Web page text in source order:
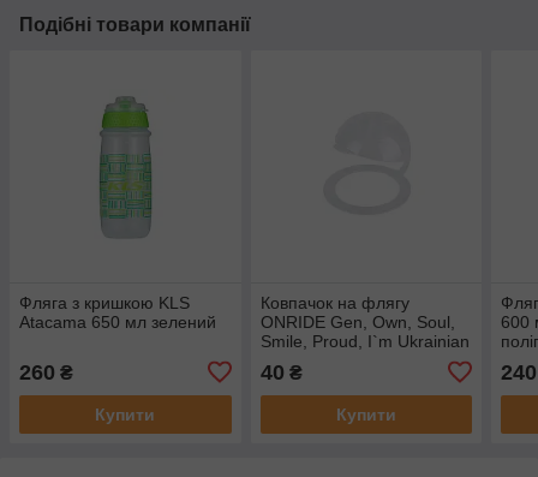
Подібні товари компанії
Фляга з кришкою KLS
Atacama 650 мл зелений
260 ₴
Купити
Ковпачок на флягу
ONRIDE Gen, Own, Soul,
Smile, Proud, I`m Ukrainian
40 ₴
Купити
600
240